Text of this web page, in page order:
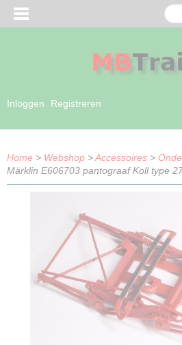
Inloggen Registreren
Home > Webshop >Accessoires >
Märklin E606703 pantograaf Koll type